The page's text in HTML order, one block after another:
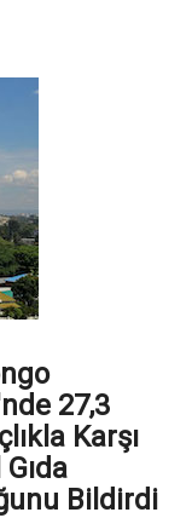
27,3
Karşı
Bildirdi